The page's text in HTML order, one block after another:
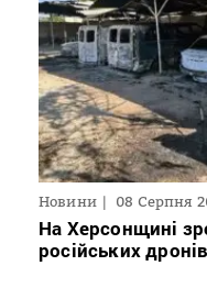
Новини 08 Серпня
На Херсонщині
російських